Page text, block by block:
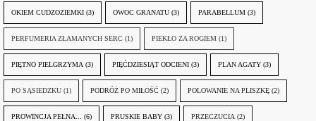
OKIEM CUDZOZIEMKI (3) OWOC GRANATU (3) PARABELLUM (3)
PERFUMERIA ZŁAMANYCH SERC (1) PIEKŁO ZA ROGIEM (1)
PIĘTNO PIELGRZYMA (3) PIĘĆDZIESIĄT ODCIENI (3) PLAN AGATY (3)
PO SĄSIEDZKU (1) PODRÓŻ PO MIŁOŚĆ (2) POLOWANIE NA PLISZKĘ (2)
PROWINCJA PEŁNA... (6) PRUSKIE BABY (3) PRZECZUCIA (2)